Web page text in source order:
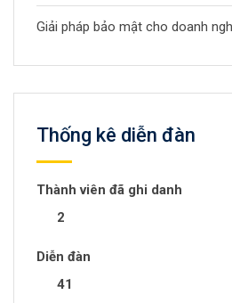
Giải pháp bảo mật cho doanh
Thống kê diễn đàn
Thành viên đã ghi danh
2
Diễn đàn
41